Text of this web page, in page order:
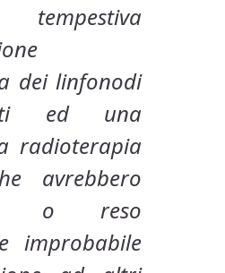
dei linfonodi
ed una
radioterapia
avrebbero
o reso
improbabile